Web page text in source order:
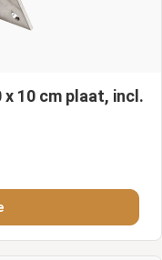
10 cm plaat, incl.